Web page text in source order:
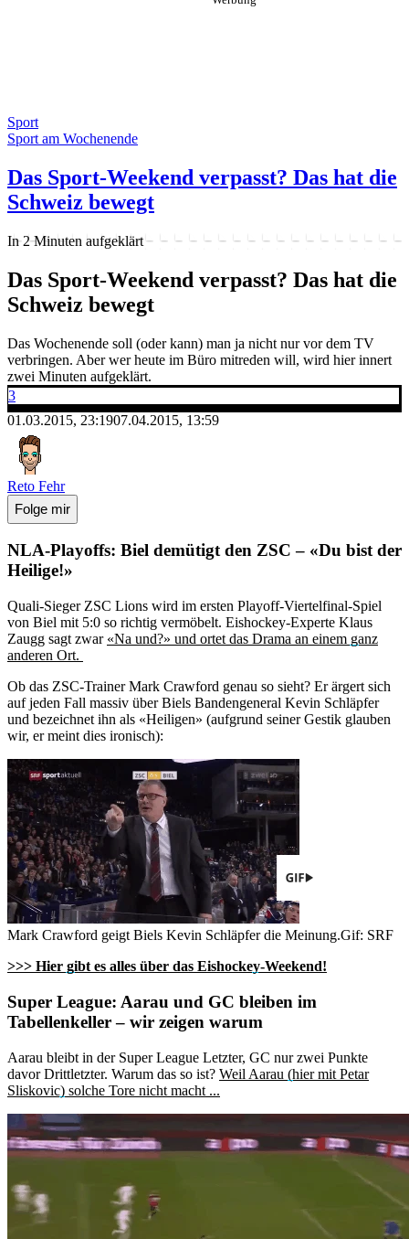
Sport
Sport am Wochenende
Das Sport-Weekend verpasst? Das hat die
Schweiz bewegt
In 2 Minuten aufgeklärt
Das Sport-Weekend verpasst? Das hat die
Schweiz bewegt
Das Wochenende soll (oder kann) man ja nicht nur vor dem TV
verbringen. Aber wer heute im Büro mitreden will, wird hier innert
zwei Minuten aufgeklärt.
3
01.03.2015, 23:1907.04.2015, 13:59
Reto Fehr
Folge mir
NLA-Playoffs: Biel demütigt den ZSC – «Du bist der
Heilige!»
Quali-Sieger ZSC Lions wird im ersten Playoff-Viertelfinal-Spiel
von Biel mit 5:0 so richtig vermöbelt. Eishockey-Experte Klaus
Zaugg sagt zwar «Na und?» und ortet das Drama an einem ganz
anderen Ort.
Ob das ZSC-Trainer Mark Crawford genau so sieht? Er ärgert sich
auf jeden Fall massiv über Biels Bandengeneral Kevin Schläpfer
und bezeichnet ihn als «Heiligen» (aufgrund seiner Gestik glauben
wir, er meint dies ironisch):
Mark Crawford geigt Biels Kevin Schläpfer die Meinung.Gif: SRF
>>> Hier gibt es alles über das Eishockey-Weekend!
Super League: Aarau und GC bleiben im
Tabellenkeller – wir zeigen warum
Aarau bleibt in der Super League Letzter, GC nur zwei Punkte
davor Drittletzter. Warum das so ist? Weil Aarau (hier mit Petar
Sliskovic) solche Tore nicht macht ...